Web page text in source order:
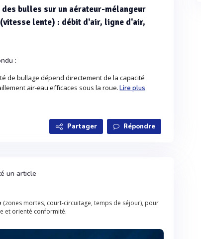
bulles sur un aérateur-mélangeur
(vitesse lente) : débit d'air, ligne d'air,
:
de bullage dépend directement de la capacité
air-eau efficaces sous la roue.Lire plus
Partager Répondre
un article
(zones mortes, court-circuitage, temps de séjour), pour
et orienté conformité.